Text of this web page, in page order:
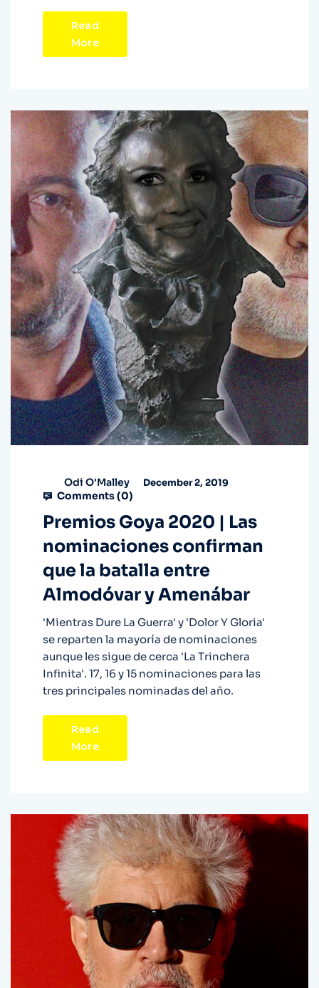
Read
More
Odi O'Malley December 2, 2019
Comments (0)
Premios Goya 2020 | Las
nominaciones confirman
que la batalla entre
Almodóvar y Amenábar
'Mientras Dure La Guerra' y 'Dolor Y Gloria'
se reparten la mayoría de nominaciones
aunque les sigue de cerca 'La Trinchera
Infinita'. 17, 16 y 15 nominaciones para las
tres principales nominadas del año.
Read
More